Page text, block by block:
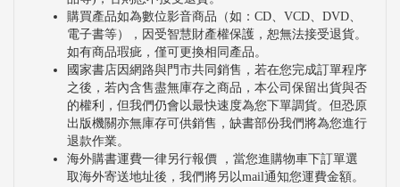
購買產品如為數位影音商品（如：CD、VCD、DVD、
電子書等），因受智慧財產權保護，恕無法接受退貨。
如有商品瑕疵，僅可更換相同產品。
國家書店因網路與門市共同銷售，若在您完成訂單程序
之後，若內含售盡無庫存之商品，本公司保留出貨與否
的權利，但我們仍會以最快速度為您下單調貨。但恐原
出版機關亦無庫存可供銷售，缺書部份我們將為您進行
退款作業。
海外購書運費一律另行報價 ，當您進購物車下訂單選
取海外寄送地址後，我們將另以mail通知您運費金額。